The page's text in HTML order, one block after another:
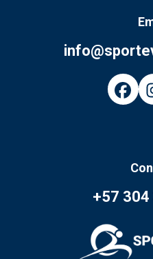
+57